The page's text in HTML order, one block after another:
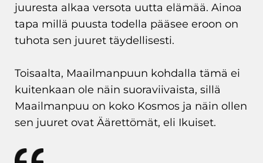
juuresta alkaa versota uutta elämää. Ainoa
tapa millä puusta todella pääsee eroon on
tuhota sen juuret täydellisesti.
Toisaalta, Maailmanpuun kohdalla tämä ei
kuitenkaan ole näin suoraviivaista, sillä
Maailmanpuu on koko Kosmos ja näin ollen
sen juuret ovat Äärettömät, eli Ikuiset.